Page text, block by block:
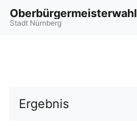
Oberbürgermeisterwahl
Stadt Nürnberg
Ergebnis